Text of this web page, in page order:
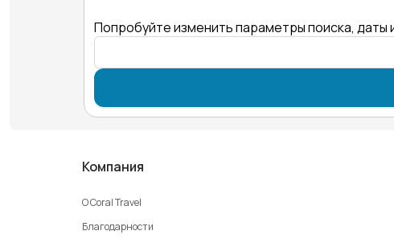
Попробуйте изменить параметры поиска,
Компания
О Coral Travel
Благодарности